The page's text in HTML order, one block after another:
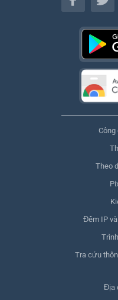
Công
Theo
Đếm IP
Tra cứu
Địa